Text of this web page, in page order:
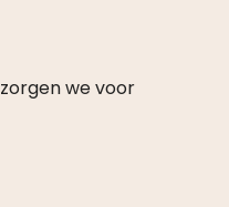
we voor